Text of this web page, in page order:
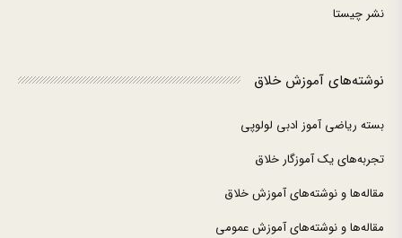
نشر چیستا
نوشته‌های آموزش خلاق
بسته ریاضی آموز ادبی لولوپی
تجربه‌های یک آموزگار خلاق
مقاله‌ها و نوشته‌های آموزش خلاق
مقاله‌ها و نوشته‌های آموزش عمومی